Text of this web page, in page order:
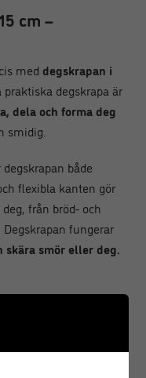
cm –
med degskrapan i
praktiska degskrapa är
dela och forma deg
smidig.
degskrapan både
flexibla kanten gör
från bröd- och
fungerar
smör eller deg.